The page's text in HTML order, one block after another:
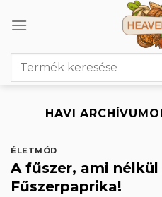
Keresés
HAVI
ÉLETMÓD
A fűszer, ami
Fűszerpaprika!